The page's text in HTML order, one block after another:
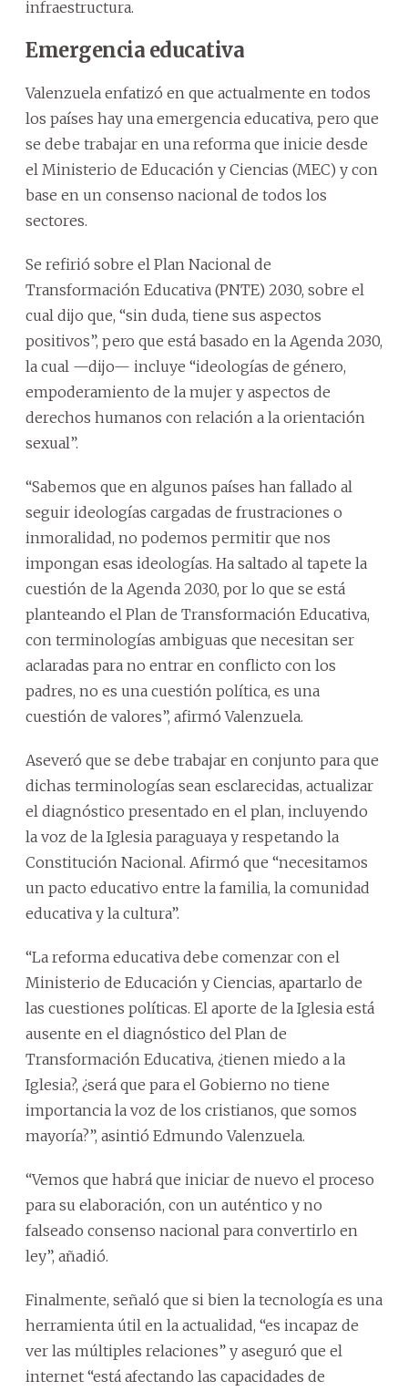
infraestructura.
Emergencia educativa
Valenzuela enfatizó en que actualmente en todos
los países hay una emergencia educativa, pero que
se debe trabajar en una reforma que inicie desde
el Ministerio de Educación y Ciencias (MEC) y con
base en un consenso nacional de todos los
sectores.
Se refirió sobre el Plan Nacional de
Transformación Educativa (PNTE) 2030, sobre el
cual dijo que, “sin duda, tiene sus aspectos
positivos”, pero que está basado en la Agenda 2030,
la cual —dijo— incluye “ideologías de género,
empoderamiento de la mujer y aspectos de
derechos humanos con relación a la orientación
sexual”.
“Sabemos que en algunos países han fallado al
seguir ideologías cargadas de frustraciones o
inmoralidad, no podemos permitir que nos
impongan esas ideologías. Ha saltado al tapete la
cuestión de la Agenda 2030, por lo que se está
planteando el Plan de Transformación Educativa,
con terminologías ambiguas que necesitan ser
aclaradas para no entrar en conflicto con los
padres, no es una cuestión política, es una
cuestión de valores”, afirmó Valenzuela.
Aseveró que se debe trabajar en conjunto para que
dichas terminologías sean esclarecidas, actualizar
el diagnóstico presentado en el plan, incluyendo
la voz de la Iglesia paraguaya y respetando la
Constitución Nacional. Afirmó que “necesitamos
un pacto educativo entre la familia, la comunidad
educativa y la cultura”.
“La reforma educativa debe comenzar con el
Ministerio de Educación y Ciencias, apartarlo de
las cuestiones políticas. El aporte de la Iglesia está
ausente en el diagnóstico del Plan de
Transformación Educativa, ¿tienen miedo a la
Iglesia?, ¿será que para el Gobierno no tiene
importancia la voz de los cristianos, que somos
mayoría?”, asintió Edmundo Valenzuela.
“Vemos que habrá que iniciar de nuevo el proceso
para su elaboración, con un auténtico y no
falseado consenso nacional para convertirlo en
ley”, añadió.
Finalmente, señaló que si bien la tecnología es una
herramienta útil en la actualidad, “es incapaz de
ver las múltiples relaciones” y aseguró que el
internet “está afectando las capacidades de